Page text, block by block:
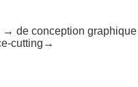
de conception graphique
cutting→